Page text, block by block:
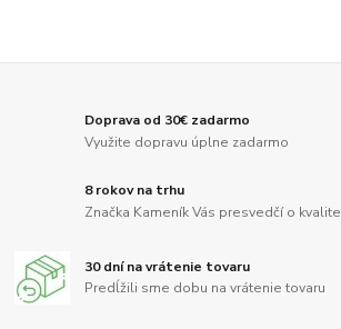
Doprava od 30€ zadarmo
Využite dopravu úplne zadarmo
8 rokov na trhu
Značka Kameník Vás presvedčí o kvalite
30 dní na vrátenie tovaru
Predĺžili sme dobu na vrátenie tovaru